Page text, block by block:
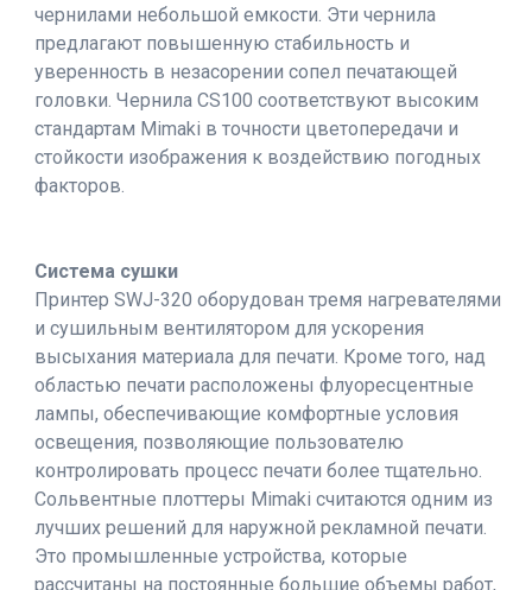
чернилами небольшой емкости. Эти чернила
предлагают повышенную стабильность и
уверенность в незасорении сопел печатающей
головки. Чернила CS100 соответствуют высоким
стандартам Mimaki в точности цветопередачи и
стойкости изображения к воздействию погодных
факторов.
Система сушки
Принтер SWJ-320 оборудован тремя нагревателями
и сушильным вентилятором для ускорения
высыхания материала для печати. Кроме того, над
областью печати расположены флуоресцентные
лампы, обеспечивающие комфортные условия
освещения, позволяющие пользователю
контролировать процесс печати более тщательно.
Сольвентные плоттеры Mimaki считаются одним из
лучших решений для наружной рекламной печати.
Это промышленные устройства, которые
рассчитаны на постоянные большие объемы работ,